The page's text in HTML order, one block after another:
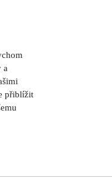
a
přiblížit